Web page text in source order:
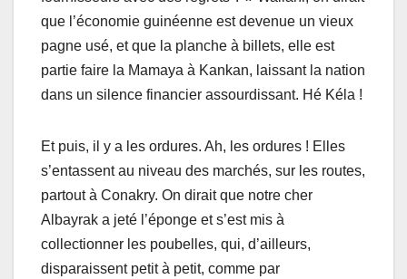
que l’économie guinéenne est devenue un vieux
pagne usé, et que la planche à billets, elle est
partie faire la Mamaya à Kankan, laissant la nation
dans un silence financier assourdissant. Hé Kéla !
Et puis, il y a les ordures. Ah, les ordures ! Elles
s’entassent au niveau des marchés, sur les routes,
partout à Conakry. On dirait que notre cher
Albayrak a jeté l’éponge et s’est mis à
collectionner les poubelles, qui, d’ailleurs,
disparaissent petit à petit, comme par